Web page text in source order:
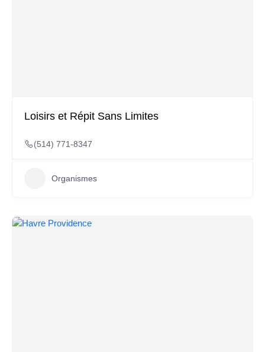
Loisirs et Répit Sans Limites
(514) 771-8347
Organismes